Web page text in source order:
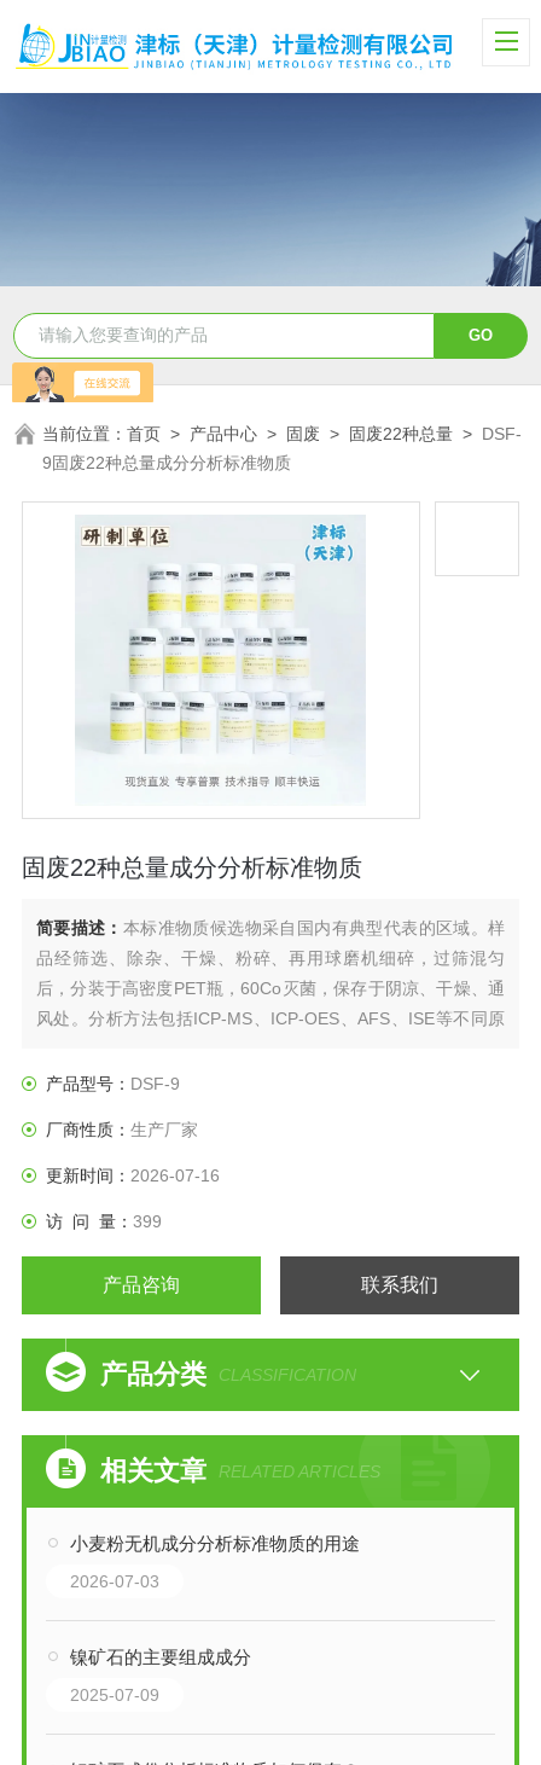
当前位置：首页 > 产品中心 > 固废 > 固废22种总量 > DSF-
9固废22种总量成分分析标准物质
固废22种总量成分分析标准物质
简要描述： 本标准物质候选物采自国内有典型代表的区域。样
品经筛选、除杂、干燥、粉碎、再用球磨机细碎，过筛混匀
后，分装于高密度PET瓶，60Co灭菌，保存于阴凉、干燥、通
风处。分析方法包括ICP-MS、ICP-OES、AFS、ISE等不同原
的高密度聚乙烯瓶封装。
产品型号： DSF-9
厂商性质： 生产厂家
更新时间： 2026-07-16
访 问 量： 399
产品咨询 联系我们
产品分类 CLASSIFICATION
相关文章 RELATED ARTICLES
小麦粉无机成分分析标准物质的用途
2026-07-03
镍矿石的主要组成成分
2025-07-09